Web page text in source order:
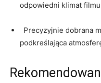
odpowiedni klimat
Precyzyjnie dobrana
podkreślająca‍